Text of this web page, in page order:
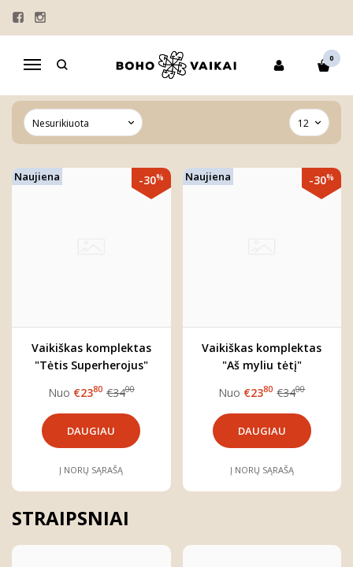
Navigacija
0
YPATINGI PASIŪLYMAI
VELYKŲ MARŠKINĖLIAI
MAMOS DIENOS DOVANOS
YPATINGI PASIŪLYMAI
Naujiena -30%
Vaikiškas komplektas
"Tėtis Superherojus"
Nuo €2380 €3400
DAUGIAU
Į NORŲ SĄRAŠĄ
Naujiena -30%
Vaikiškas komplektas
"Aš myliu tėtį"
Nuo €2380 €3400
DAUGIAU
Į NORŲ SĄRAŠĄ
STRAIPSNIAI